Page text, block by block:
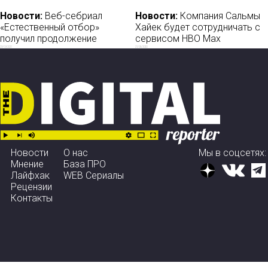
Новости: Веб-себриал
«Естественный отбор»
получил продолжение
23/09/2021
Новости: Компания Сальмы
Хайек будет сотрудничать с
сервисом HBO Max
21/06/2020
Новости
Мнение
Лайфхак
Рецензии
Контакты
О нас
База ПРО
WEB Сериалы
Мы в соцсетях: